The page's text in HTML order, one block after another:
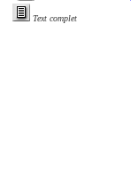
Text complet